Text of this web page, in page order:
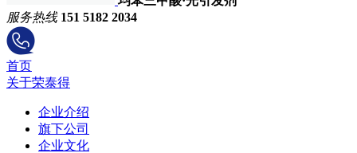
服务热线 151 5182 2034
首页
关于荣泰得
企业介绍
旗下公司
企业文化